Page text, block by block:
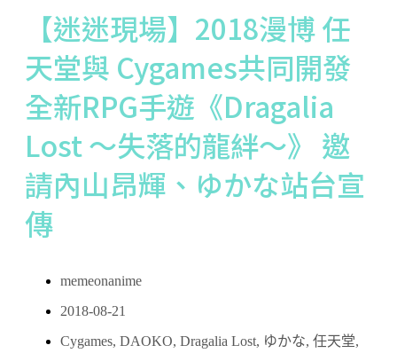
【迷迷現場】2018漫博 任
天堂與 Cygames共同開發
全新RPG手遊《Dragalia
Lost ～失落的龍絆～》 邀
請內山昂輝、ゆかな站台宣
傳
memeonanime
2018-08-21
Cygames, DAOKO, Dragalia Lost, ゆかな, 任天堂,